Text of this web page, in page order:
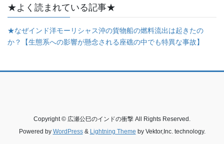
★よく読まれている記事★
★なぜインド洋モーリシャス沖の貨物船の燃料流出は起きたの
か？【生態系への影響が懸念される座礁の中でも特異な事故】
Copyright © 広瀬公巳のインドの衝撃 All Rights Reserved.
Powered by WordPress& Lightning Theme by Vektor,Inc. technology.